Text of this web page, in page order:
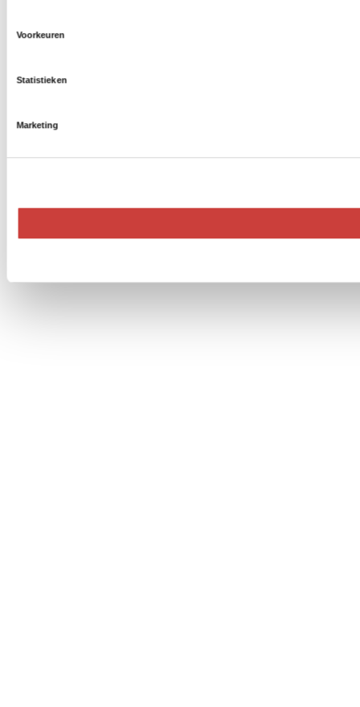
Voorkeuren
Statistieken
Marketing